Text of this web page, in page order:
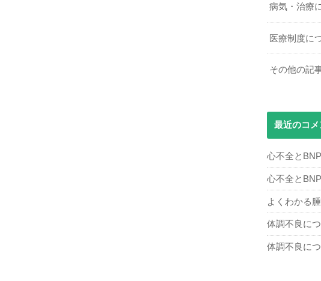
病気・治療
医療制度に
その他の記
最近のコメ
心不全と
心不全と
よくわかる
体調不良に
体調不良に